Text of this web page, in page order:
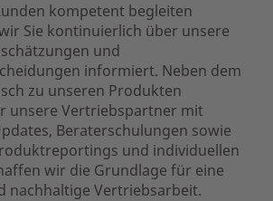
kompetent begleiten
Sie kontinuierlich über unsere
und
informiert. Neben dem
zu unseren Produkten
unsere Vertriebspartner mit
Beraterschulungen sowie
und individuellen
wir die Grundlage für eine
nachhaltige Vertriebsarbeit.